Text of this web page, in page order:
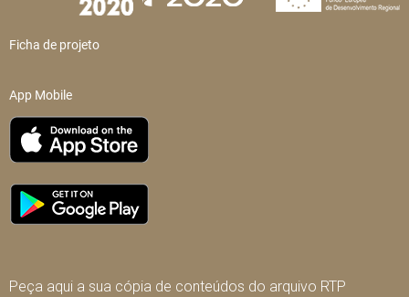
Ficha de projeto
App Mobile
Peça aqui a sua cópia de conteúdos do arquivo RTP